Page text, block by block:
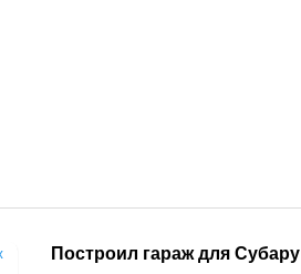
Построил гараж для Субару